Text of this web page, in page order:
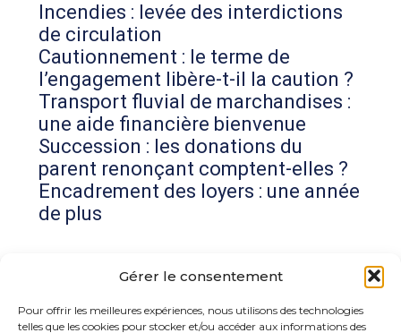
Gérer le consentement
Pour offrir les meilleures expériences, nous utilisons des technologies
telles que les cookies pour stocker et/ou accéder aux informations des
Incendies : levée des interdictions
de circulation
Cautionnement : le terme de
l’engagement libère-t-il la caution ?
Transport fluvial de marchandises :
une aide financière bienvenue
Succession : les donations du
parent renonçant comptent-elles ?
Encadrement des loyers : une année
de plus
Commentaires récents
Aucun commentaire à afficher.